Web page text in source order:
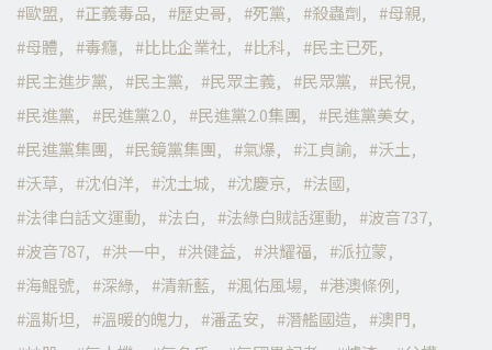
歐盟
正義毒品 歷史哥 死黨 殺蟲劑
母親
母體
毒癮 比比企業社 比科
民主已死
民主進步黨
民主黨 民眾主義 民眾黨
民視
民進黨
民進黨2.0 民進黨2.0集團
民進黨美女
民進黨集團
民鏡黨集團 氣爆 江貞諭
沃土
沃草
沈伯洋 沈土城 沈慶京
法國
法律白話文運動
法白 法綠白賊話運動
波音737
波音787
洪一中 洪健益 洪耀福
派拉蒙
海鯤號
深綠 清新藍 渢佑風場
港澳條例
溫斯坦
溫暖的魄力 潘孟安 潛艦國造
澳門